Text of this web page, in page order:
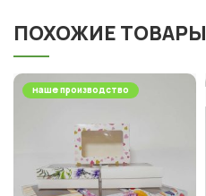
ПОХОЖИЕ ТОВАРЫ
наше производство